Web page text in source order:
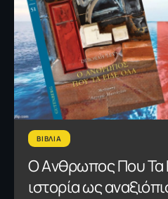
ΒΙΒΛΙΑ
Ο Aνθρωπος Που Τα
ιστορία ως